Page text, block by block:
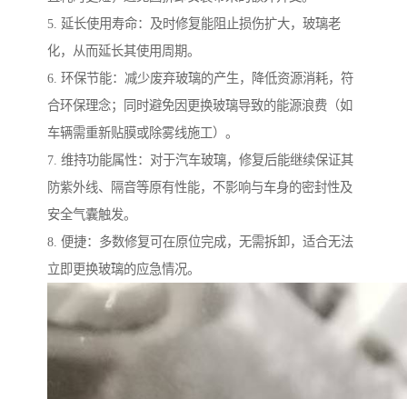
5. 延长使用寿命：及时修复能阻止损伤扩大，玻璃老
化，从而延长其使用周期。
6. 环保节能：减少废弃玻璃的产生，降低资源消耗，符
合环保理念；同时避免因更换玻璃导致的能源浪费（如
车辆需重新贴膜或除雾线施工）。
7. 维持功能属性：对于汽车玻璃，修复后能继续保证其
防紫外线、隔音等原有性能，不影响与车身的密封性及
安全气囊触发。
8. 便捷：多数修复可在原位完成，无需拆卸，适合无法
立即更换玻璃的应急情况。